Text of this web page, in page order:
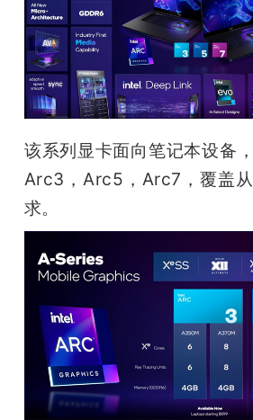
活
动
GAIR
专
题
该系列显卡面向笔记本设备
Arc3，Arc5，Arc7，覆盖
求。